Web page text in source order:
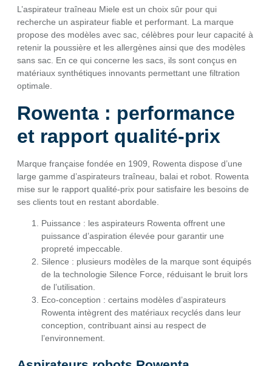
L’aspirateur traîneau Miele est un choix sûr pour qui
recherche un aspirateur fiable et performant. La marque
propose des modèles avec sac, célèbres pour leur capacité à
retenir la poussière et les allergènes ainsi que des modèles
sans sac. En ce qui concerne les sacs, ils sont conçus en
matériaux synthétiques innovants permettant une filtration
optimale.
Rowenta : performance
et rapport qualité-prix
Marque française fondée en 1909, Rowenta dispose d’une
large gamme d’aspirateurs traîneau, balai et robot. Rowenta
mise sur le rapport qualité-prix pour satisfaire les besoins de
ses clients tout en restant abordable.
Puissance : les aspirateurs Rowenta offrent une
puissance d’aspiration élevée pour garantir une
propreté impeccable.
Silence : plusieurs modèles de la marque sont équipés
de la technologie Silence Force, réduisant le bruit lors
de l’utilisation.
Eco-conception : certains modèles d’aspirateurs
Rowenta intègrent des matériaux recyclés dans leur
conception, contribuant ainsi au respect de
l’environnement.